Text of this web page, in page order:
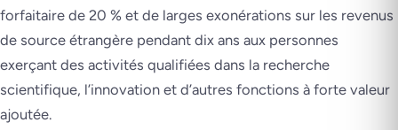
forfaitaire de 20 % et de larges exonérations sur les revenus
de source étrangère pendant dix ans aux personnes
exerçant des activités qualifiées dans la recherche
scientifique, l’innovation et d’autres fonctions à forte valeur
ajoutée.